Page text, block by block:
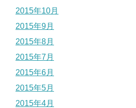
2015年10月
2015年9月
2015年8月
2015年7月
2015年6月
2015年5月
2015年4月